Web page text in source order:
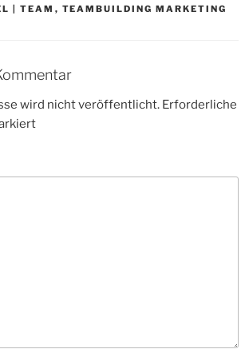
| TEAM , TEAMBUILDING MARKETING
wird nicht veröffentlicht. Erforderliche